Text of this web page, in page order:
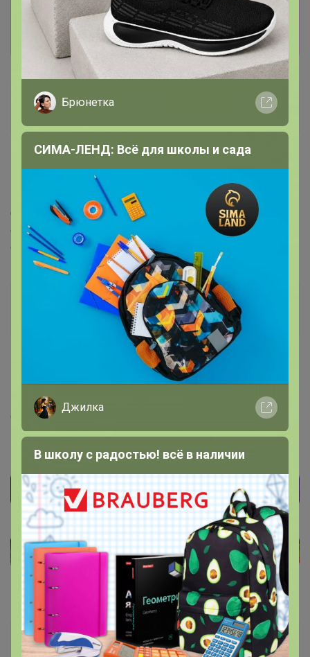
лишь членам клуба
Показать
Pol_post
Бонифаций
, а можно узнать на понимание.
Стоимость кофе 1100 рублей, а без скидки 1240. И
стоит скидка 56%. Там где то 10 будет. Или как
считается?
Бонифаций
Серебряный организатор
Pol_post
, Здравствуйте! Просто по цене каталога
смотрите ) У меня кофе и 4тыс за кг есть , а я его по
1800 отдаю )
Lesya 25
Брюнетка
СИМА-ЛЕНД: Всё для школы и сада
Джилка
В школу с радостью! всё в наличии